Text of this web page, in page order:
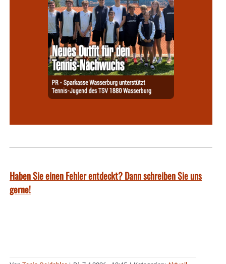
Haben Sie einen Fehler entdeckt? Dann schreiben Sie uns
gerne!